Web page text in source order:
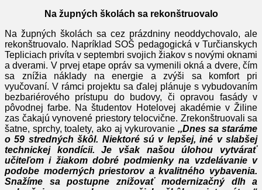
Na župných školách sa rekonštruovalo
Na župných školách sa cez prázdniny neoddychovalo, ale
rekonštruovalo. Napríklad SOŠ pedagogická v Turčianskych
Tepliciach privíta v septembri svojich žiakov s novými oknami
a dverami. V prvej etape opráv sa vymenili okná a dvere, čím
sa znížia náklady na energie a zvýši sa komfort pri
vyučovaní. V rámci projektu sa ďalej plánuje s vybudovaním
bezbariérového prístupu do budovy, či opravou fasády v
pôvodnej farbe. Na študentov Hotelovej akadémie v Žiline
zas čakajú vynovené priestory telocvične. Zrekonštruovali sa
šatne, sprchy, toalety, ako aj vykurovanie ,,Dnes sa staráme
o 59 stredných škôl. Niektoré sú v lepšej, iné v slabšej
technickej kondícii. Je však našou úlohou vytvárať
učiteľom i žiakom dobré podmienky na vzdelávanie v
podobe moderných priestorov a kvalitného vybavenia.
Snažíme sa postupne znižovať modernizačný dlh a